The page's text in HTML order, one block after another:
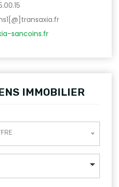
sancoins.fr
IMMOBILIER